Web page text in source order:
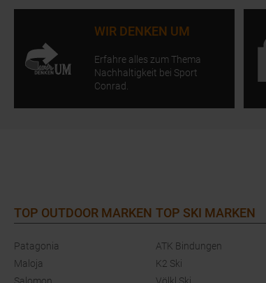
WIR DENKEN UM
Erfahre alles zum Thema
Nachhaltigkeit bei Sport
Conrad.
TOP OUTDOOR MARKEN
Patagonia
Maloja
TOP SKI MARKEN
ATK Bindungen
K2 Ski